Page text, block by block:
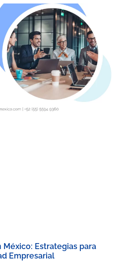
México: Estrategias para
Empresarial